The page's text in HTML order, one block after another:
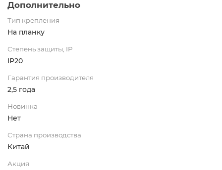
Дополнительно
Тип крепления
На планку
Степень защиты, IP
IP20
Гарантия производителя
2,5 года
Новинка
Нет
Страна производства
Китай
Акция